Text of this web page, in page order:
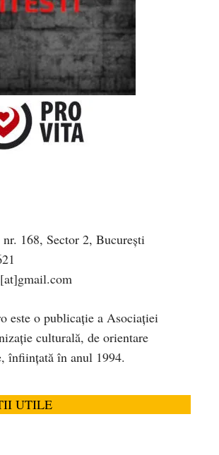
168, Sector 2, București
este o publicaţie a Asociaţiei
culturală, de orientare
înfiinţată în anul 1994.
UTILE